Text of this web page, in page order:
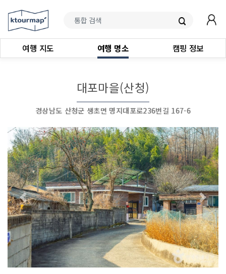
여행 지도 여행 명소 캠핑 정보
대포마을(산청)
경상남도 산청군 생초면 명지대포로236번길 167-6